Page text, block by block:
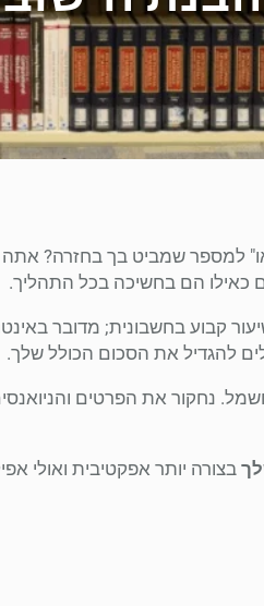
למספר שמביט בך בחזרה?
כאילו הם בחשיכה בכל התהליך.
קבוע בחשבונית; מדובר
להגדיל את הסכום הכולל שלך.
נחקור את הפרטים
בצורה יותר אפקטיבית ואולי